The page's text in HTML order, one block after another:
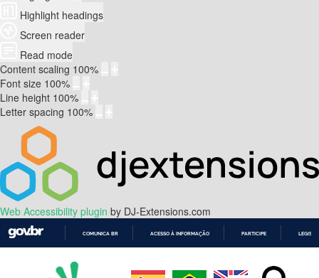
Highlight headings
Screen reader
Read mode
Content scaling 100%
Font size 100%
Line height 100%
Letter spacing 100%
Web Accessibility plugin by DJ-Extensions.com
COMUNICA BR ACESSO À INFORMAÇÃO PARTICIPE